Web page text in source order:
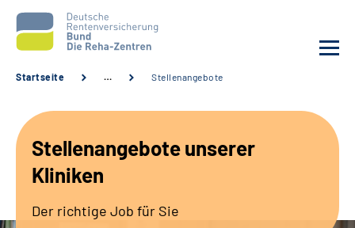
Unsere Kliniken
Startseite … Stellenangebote
Stellenangebote unserer
Kliniken
Der richtige Job für Sie